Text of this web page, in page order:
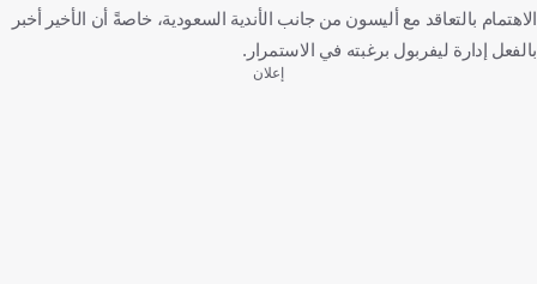
الاهتمام بالتعاقد مع أليسون من جانب الأندية السعودية، خاصةً أن الأخير أخبر
بالفعل إدارة ليفربول برغبته في الاستمرار.
إعلان